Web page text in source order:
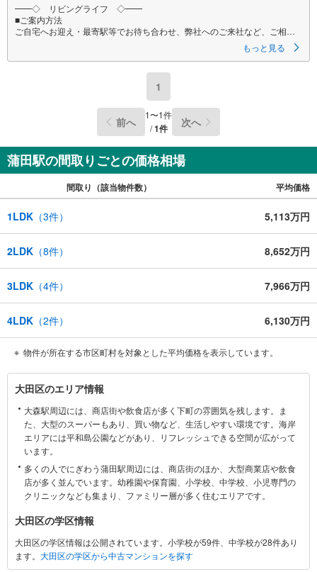
━━◇ リビングライフ ◇━━
■ご案内方法
ご自宅へお迎え・最寄駅等でお待ち合わせ、弊社へのご来社など、ご相談
くださいませ。ご希望があれば周辺環境、お客様の希望に合わせた物件な
事前に鍵の手配が必要な場合がありますので、お早目にご連絡をいただけ
■資金のご相談もお気軽にどうぞ！
ライフプラン作成や住宅ローンはどこの銀行がいい？適切な借入額は？な
どご質問にもFPがしっかりとお答えいたします
■キッズスペースもご用意
実させておりますので、ご安心下さい
■お客様駐車場をご用意しております
詳しくはスタッフよりお伝えさせて頂きます
弊社が会員様のみにご提供する先行公開物件も多数ご提案いたします。ホ
ームページにて会員登録ください
資料請求は【下部のオレンジ色資料請求ボタン】よりお問い合わせくださ
い
もっと見る
1
前へ 1〜1件
/1件 次へ
蒲田駅の間取りごとの価格相場
間取り（該当物件数） 平均価格
1LDK （3件） 5,113万円
2LDK （8件） 8,652万円
3LDK （4件） 7,966万円
4LDK （2件） 6,130万円
物件が所在する市区町村を対象とした平均価格を表示しています。
大
田
区
に
情
大田区のエリア情報
大森駅周辺には、商店街や飲食店が多く下町の雰囲気を残します。ま
た、大型のスーパーもあり、買い物など、生活しやすい環境です。海岸
エリアには平和島公園などがあり、リフレッシュできる空間が広がって
います。
多くの人でにぎわう蒲田駅周辺には、商店街のほか、大型商業店や飲食
店が多く並んでいます。幼稚園や保育園、小学校、中学校、小児専門の
クリニックなども集まり、ファミリー層が多く住むエリアです。
大田区の学区情報
大田区の学区情報は公開されています。小学校が59件、中学校が28件あり
ます。 大田区の学区から中古マンションを探す